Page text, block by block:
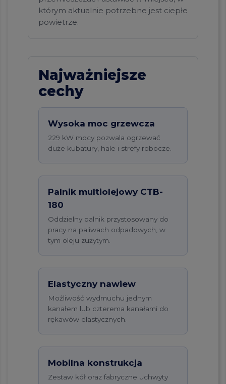
którym aktualnie potrzebne jest ciepłe
powietrze.
Najważniejsze
cechy
Wysoka moc grzewcza
229 kW mocy pozwala ogrzewać
duże kubatury, hale i strefy robocze.
Palnik multiolejowy CTB-
180
Oddzielny palnik przystosowany do
pracy na paliwach odpadowych, w
tym oleju zużytym.
Elastyczny nawiew
Możliwość wydmuchu jednym
kanałem lub czterema kanałami do
rękawów elastycznych.
Mobilna konstrukcja
Zestaw kół oraz fabryczne uchwyty